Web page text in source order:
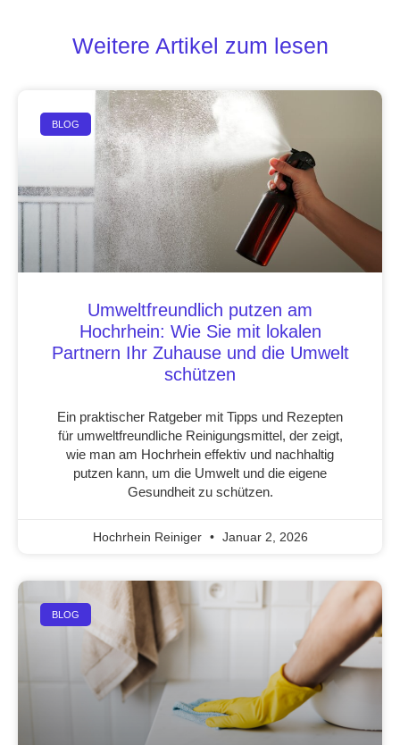
Weitere Artikel zum lesen
BLOG
Umweltfreundlich putzen am
Hochrhein: Wie Sie mit lokalen
Partnern Ihr Zuhause und die Umwelt
schützen
Ein praktischer Ratgeber mit Tipps und Rezepten
für umweltfreundliche Reinigungsmittel, der zeigt,
wie man am Hochrhein effektiv und nachhaltig
putzen kann, um die Umwelt und die eigene
Gesundheit zu schützen.
Hochrhein Reiniger Januar 2, 2026
BLOG